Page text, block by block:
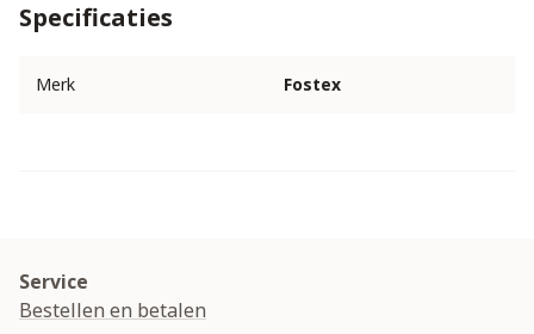
Specificaties
Merk Fostex
Service
Bestellen en betalen